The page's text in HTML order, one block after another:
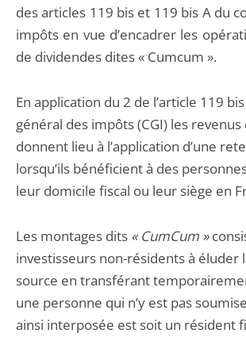
des articles 119 bis et 119 bis A du
impôts en vue d’encadrer les
de dividendes dites « Cumcum ».
En application du 2 de l’article 119
général des impôts (CGI) les
donnent lieu à l’application d’une
lorsqu’ils bénéficient à des
leur domicile fiscal ou leur siège en
Les montages dits « CumCum »
investisseurs non-résidents à éluder
source en transférant
une personne qui n’y est pas
ainsi interposée est soit un résident